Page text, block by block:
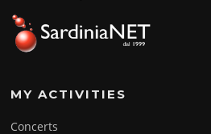
MY ACTIVITIES
Concerts